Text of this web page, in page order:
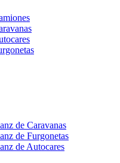
de Caravanas
de Furgonetas
de Autocares